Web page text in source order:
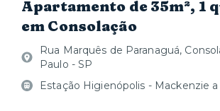
Apartamento de 35m², 1
em Consolação
Rua Marquês de Paranaguá,
Paulo - SP
Estação Higienópolis - Mackenzie